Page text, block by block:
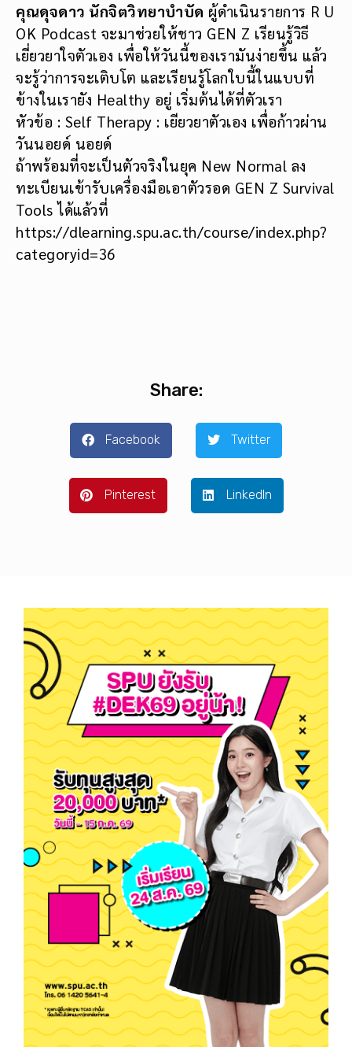
คุณดุจดาว นักจิตวิทยาบำบัด ผู้ดำเนินรายการ R U
OK Podcast จะมาช่วยให้ชาว GEN Z เรียนรู้วิธี
เยี่ยวยาใจตัวเอง เพื่อให้วันนี้ของเรามันง่ายขึ้น แล้ว
จะรู้ว่าการจะเติบโต และเรียนรู้โลกใบนี้ในแบบที่
ข้างในเรายัง Healthy อยู่ เริ่มต้นได้ที่ตัวเรา
หัวข้อ : Self Therapy : เยียวยาตัวเอง เพื่อก้าวผ่าน
วันนอยด์ นอยด์
ถ้าพร้อมที่จะเป็นตัวจริงในยุค New Normal ลง
ทะเบียนเข้ารับเครื่องมือเอาตัวรอด GEN Z Survival
Tools ได้แล้วที่
https://dlearning.spu.ac.th/course/index.php?
categoryid=36
Share:
Facebook Twitter
Pinterest LinkedIn